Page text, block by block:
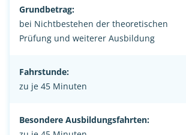
Grundbetrag:
bei Nichtbestehen der theoretischen
Prüfung und weiterer Ausbildung
Fahrstunde:
zu je 45 Minuten
Besondere Ausbildungsfahrten: